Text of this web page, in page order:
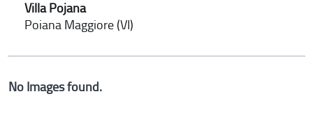
Villa Pojana
Poiana Maggiore (VI)
No Images found.